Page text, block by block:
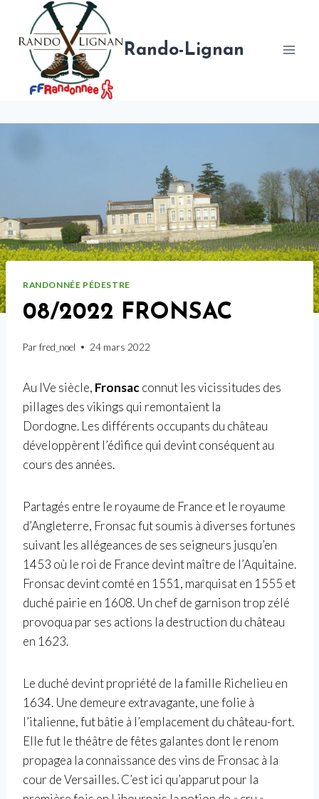
contenu
Rando-Lignan
RANDONNÉE PÉDESTRE
08/2022 FRONSAC
Par fred_noel 24 mars 2022
Au IVe siècle, Fronsacconnut les vicissitudes des
pillages des vikings qui remontaient la
Dordogne. Les différents occupants du château
développèrent l’édifice qui devint conséquent au
cours des années.
Partagés entre le royaume de France et le royaume
d’Angleterre, Fronsac fut soumis à diverses fortunes
suivant les allégeances de ses seigneurs jusqu’en
1453 où le roi de France devint maître de l’Aquitaine.
Fronsac devint comté en 1551, marquisat en 1555 et
duché pairie en 1608. Un chef de garnison trop zélé
provoqua par ses actions la destruction du château
en 1623.
Le duché devint propriété de la famille Richelieu en
1634. Une demeure extravagante, une folie à
l’italienne, fut bâtie à l’emplacement du château-fort.
Elle fut le théâtre de fêtes galantes dont le renom
propagea la connaissance des vins de Fronsac à la
cour de Versailles. C’est ici qu’apparut pour la